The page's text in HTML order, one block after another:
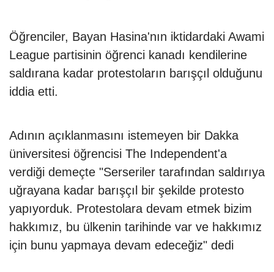
Öğrenciler, Bayan Hasina'nın iktidardaki Awami
League partisinin öğrenci kanadı kendilerine
saldırana kadar protestoların barışçıl olduğunu
iddia etti.
Adının açıklanmasını istemeyen bir Dakka
üniversitesi öğrencisi The Independent'a
verdiği demeçte "Serseriler tarafından saldırıya
uğrayana kadar barışçıl bir şekilde protesto
yapıyorduk. Protestolara devam etmek bizim
hakkımız, bu ülkenin tarihinde var ve hakkımız
için bunu yapmaya devam edeceğiz" dedi